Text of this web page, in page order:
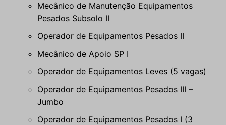
Mecânico de Manutenção Equipamentos
Pesados Subsolo II
Operador de Equipamentos Pesados II
Mecânico de Apoio SP I
Operador de Equipamentos Leves (5 vagas)
Operador de Equipamentos Pesados III –
Jumbo
Operador de Equipamentos Pesados I (3